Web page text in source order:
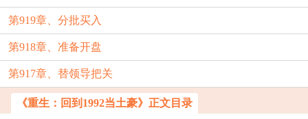
第919章、分批买入
第918章、准备开盘
第917章、替领导把关
《重生：回到1992当土豪》正文目录